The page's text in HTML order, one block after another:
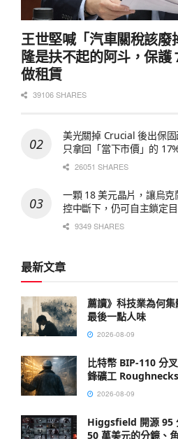
王世堅喊「汽車關稅該廢
隆是扶不起的阿斗，保護
做租賃
39106 SHARES
美光關掉 Crucial 後出保
只拿回「當下市價」的
26051 SHARES
一顆 18 美元晶片，讓烏克
控中斷下，仍可自主鎖定
9349 SHARES
最新文章
薦讀》科技業為何
最後一點人味
2026-08-09
比特幣 BIP-110 分
鋒礦工
2026-08-09
Higgsfield 開源 95
50 萬美元的分鏡、